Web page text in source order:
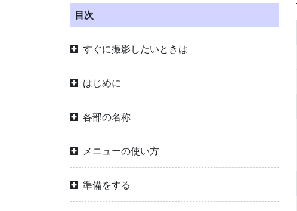
目次
すぐに撮影したいときは
はじめに
各部の名称
メニューの使い方
準備をする